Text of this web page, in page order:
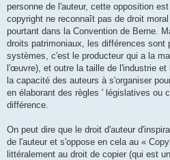
personne de l'auteur, cette opposition
copyright ne reconnaît pas de droit
pourtant dans la Convention de Berne.
droits patrimoniaux, les différences sont
systèmes, c'est le producteur qui a la
l'œuvre), et outre la taille de l'industrie
la capacité des auteurs à s'organiser
en élaborant des règles ' législatives ou
différence.
On peut dire que le droit d'auteur
de l'auteur et s'oppose en cela au «
littéralement au droit de copier (qui est